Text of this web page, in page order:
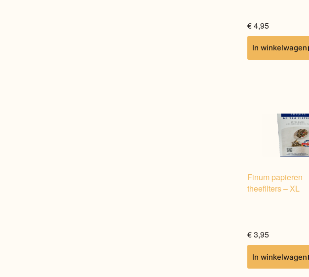
€4,95
In winkelwagen
Finum papieren
theefilters – XL
€3,95
In winkelwagen